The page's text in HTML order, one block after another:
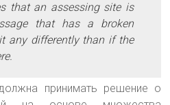
that an assessing site is
that has a broken
any differently than if the
принимать решение о